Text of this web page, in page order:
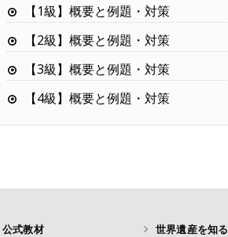
【1級】概要と例題・対策
【2級】概要と例題・対策
【3級】概要と例題・対策
【4級】概要と例題・対策
公式教材
世界遺産を知る